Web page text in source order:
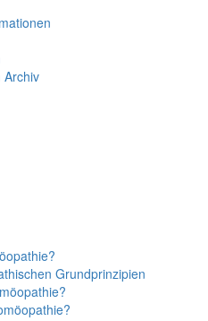
Archiv
Grundprinzipien